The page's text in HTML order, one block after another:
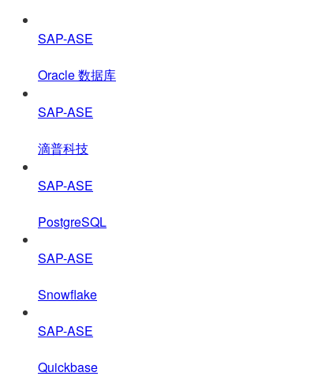
SAP-ASE
Oracle 数据库
SAP-ASE
滴普科技
SAP-ASE
PostgreSQL
SAP-ASE
Snowflake
SAP-ASE
Quickbase